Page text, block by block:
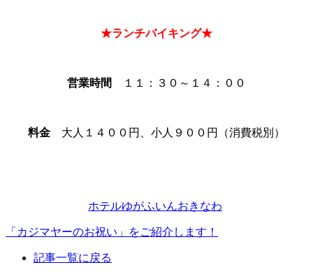
★ランチバイキング★
営業時間 １１：３０～１４：００
料金 大人１４００円、小人９００円（消費税別）
ホテルゆがふいんおきなわ
「カジマヤーのお祝い」をご紹介します！
記事一覧に戻る